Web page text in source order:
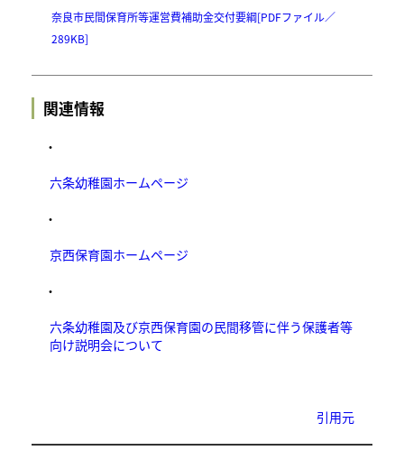
奈良市民間保育所等運営費補助金交付要綱[PDFファイル／
289KB]
関連情報
・
六条幼稚園ホームページ
・
京西保育園ホームページ
・
六条幼稚園及び京西保育園の民間移管に伴う保護者等
向け説明会について
引用元